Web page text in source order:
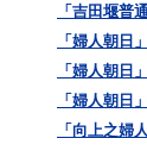
「吉田堰普
「婦人朝
「婦人朝
「婦人朝
「向上之